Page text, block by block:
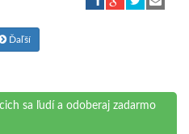
Ďaľší
sa ľudí a odoberaj zadarmo